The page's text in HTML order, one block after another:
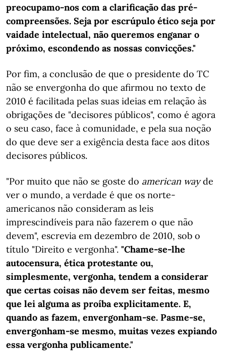
preocupamo-nos com a clarificação das pré-
compreensões. Seja por escrúpulo ético seja por
vaidade intelectual, não queremos enganar o
próximo, escondendo as nossas convicções."
Por fim, a conclusão de que o presidente do TC
não se envergonha do que afirmou no texto de
2010 é facilitada pelas suas ideias em relação às
obrigações de "decisores públicos", como é agora
o seu caso, face à comunidade, e pela sua noção
do que deve ser a exigência desta face aos ditos
decisores públicos.
"Por muito que não se goste do american wayde
ver o mundo, a verdade é que os norte-
americanos não consideram as leis
imprescindíveis para não fazerem o que não
devem", escrevia em dezembro de 2010, sob o
título "Direito e vergonha". "Chame-se-lhe
autocensura, ética protestante ou,
simplesmente, vergonha, tendem a considerar
que certas coisas não devem ser feitas, mesmo
que lei alguma as proíba explicitamente. E,
quando as fazem, envergonham-se. Pasme-se,
envergonham-se mesmo, muitas vezes expiando
essa vergonha publicamente."